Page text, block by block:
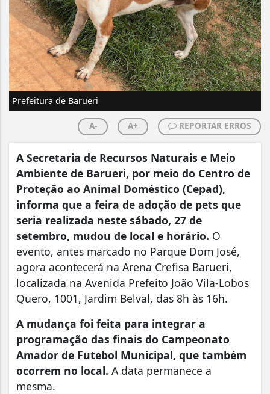
Prefeitura de Barueri
A- A+ REPORTAR ERROS
A Secretaria de Recursos Naturais e Meio
Ambiente de Barueri, por meio do Centro de
Proteção ao Animal Doméstico (Cepad),
informa que a feira de adoção de pets que
seria realizada neste sábado, 27 de
setembro, mudou de local e horário. O
evento, antes marcado no Parque Dom José,
agora acontecerá na Arena Crefisa Barueri,
localizada na Avenida Prefeito João Vila-Lobos
Quero, 1001, Jardim Belval, das 8h às 16h.
A mudança foi feita para integrar a
programação das finais do Campeonato
Amador de Futebol Municipal, que também
ocorrem no local. A data permanece a
mesma.